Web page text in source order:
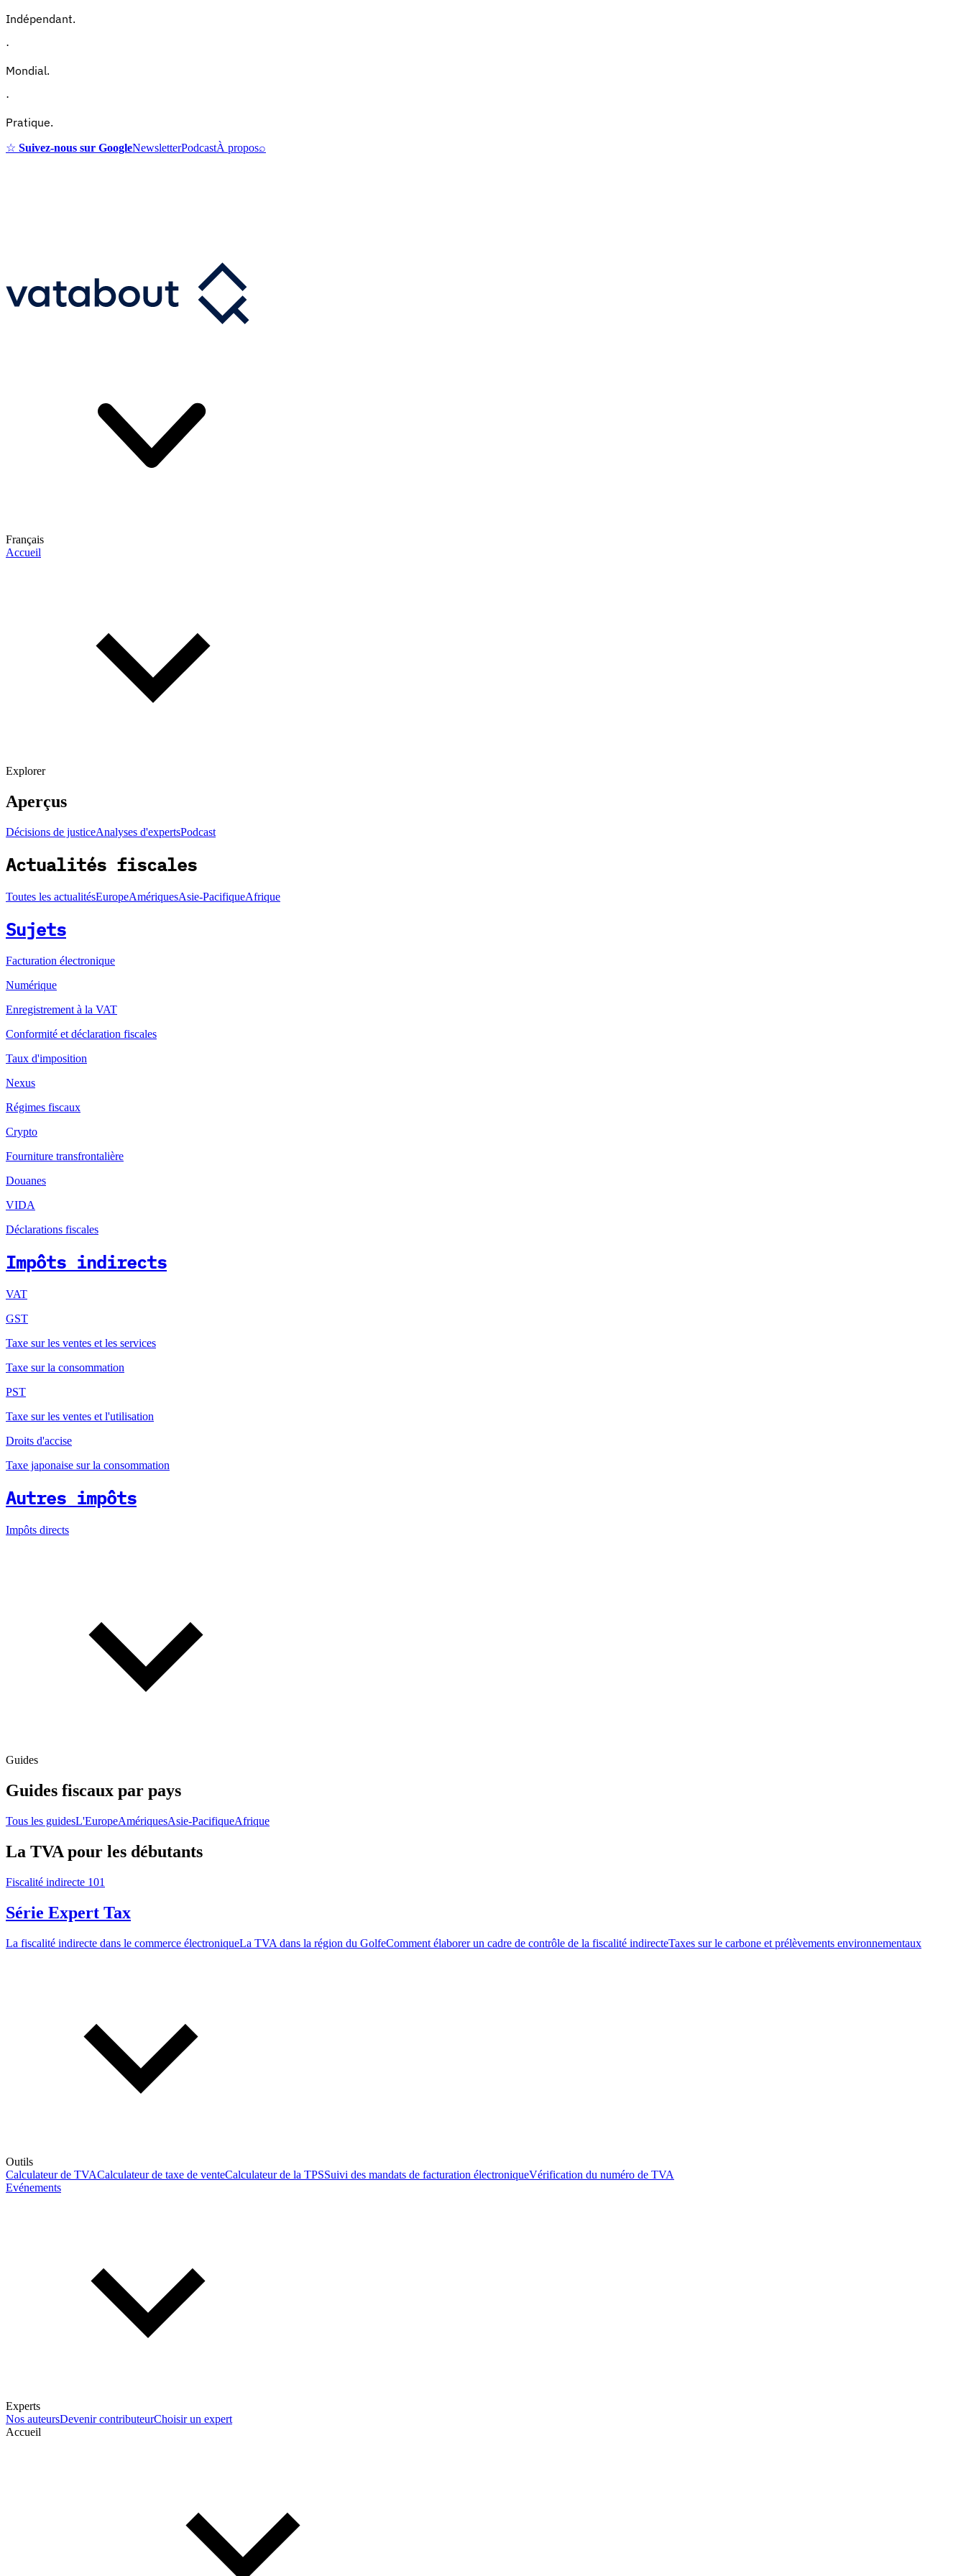
Indépendant.
·
Mondial.
·
Pratique.
☆ Suivez-nous sur GoogleNewsletterPodcastÀ propos⌕
Français
Accueil
Explorer
Aperçus
Décisions de justiceAnalyses d'expertsPodcast
Actualités fiscales
Toutes les actualitésEuropeAmériquesAsie-PacifiqueAfrique
Sujets
Facturation électronique
Numérique
Enregistrement à la VAT
Conformité et déclaration fiscales
Taux d'imposition
Nexus
Régimes fiscaux
Crypto
Fourniture transfrontalière
Douanes
VIDA
Déclarations fiscales
Impôts indirects
VAT
GST
Taxe sur les ventes et les services
Taxe sur la consommation
PST
Taxe sur les ventes et l'utilisation
Droits d'accise
Taxe japonaise sur la consommation
Autres impôts
Impôts directs
Guides
Guides fiscaux par pays
Tous les guidesL'EuropeAmériquesAsie-PacifiqueAfrique
La TVA pour les débutants
Fiscalité indirecte 101
Série Expert Tax
La fiscalité indirecte dans le commerce électroniqueLa TVA dans la région du GolfeComment élaborer un cadre de contrôle de la fiscalité indirecteTaxes sur le carbone et prélèvements environnementaux
Outils
Calculateur de TVACalculateur de taxe de venteCalculateur de la TPSSuivi des mandats de facturation électroniqueVérification du numéro de TVA
Evénements
Experts
Nos auteursDevenir contributeurChoisir un expert
Accueil